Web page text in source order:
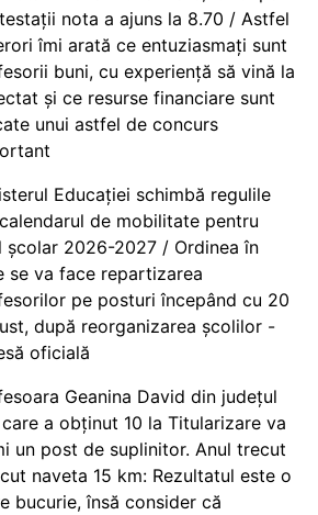
nota a ajuns la 8.70 / Astfel
îmi arată ce entuziasmați sunt
buni, cu experiență să vină la
și ce resurse financiare sunt
unui astfel de concurs
Educației schimbă regulile
de mobilitate pentru
școlar 2026-2027 / Ordinea în
se va face repartizarea
pe posturi începând cu 20
după reorganizarea școlilor -
oficială
Geanina David din județul
a obținut 10 la Titularizare va
un post de suplinitor. Anul trecut
naveta 15 km: Rezultatul este o
bucurie, însă consider că